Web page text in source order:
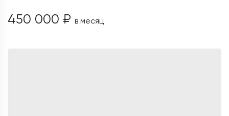
450 000 ₽ в месяц